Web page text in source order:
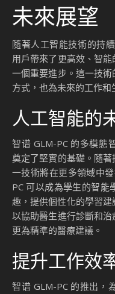
未來展望
隨著人工智能技術的持
用戶帶來了更高效、智
一個重要進步。這一技
方式，也為未來的工作和
人工智能的
智谱 GLM-PC 的多模態
奠定了堅實的基礎。隨
一技術將在更多領域中
PC 可以成為學生的智能
趣，提供個性化的學習
以協助醫生進行診斷和
更為精準的醫療建議。
提升工作效
智谱 GLM-PC 的推出，